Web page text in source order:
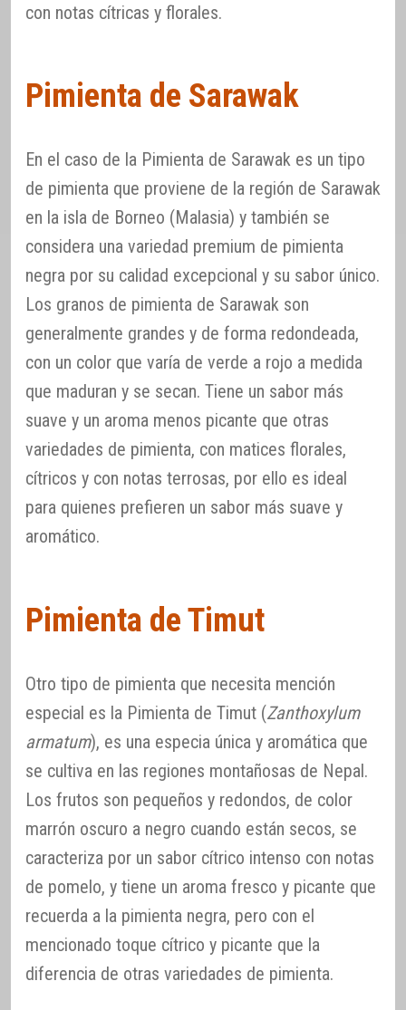
con notas cítricas y florales.
Pimienta de Sarawak
En el caso de la Pimienta de Sarawak es un tipo
de pimienta que proviene de la región de Sarawak
en la isla de Borneo (Malasia) y también se
considera una variedad premium de pimienta
negra por su calidad excepcional y su sabor único.
Los granos de pimienta de Sarawak son
generalmente grandes y de forma redondeada,
con un color que varía de verde a rojo a medida
que maduran y se secan. Tiene un sabor más
suave y un aroma menos picante que otras
variedades de pimienta, con matices florales,
cítricos y con notas terrosas, por ello es ideal
para quienes prefieren un sabor más suave y
aromático.
Pimienta de Timut
Otro tipo de pimienta que necesita mención
especial es la Pimienta de Timut (Zanthoxylum
armatum), es una especia única y aromática que
se cultiva en las regiones montañosas de Nepal.
Los frutos son pequeños y redondos, de color
marrón oscuro a negro cuando están secos, se
caracteriza por un sabor cítrico intenso con notas
de pomelo, y tiene un aroma fresco y picante que
recuerda a la pimienta negra, pero con el
mencionado toque cítrico y picante que la
diferencia de otras variedades de pimienta.